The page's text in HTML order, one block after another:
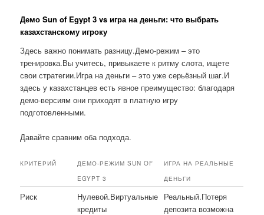
Демо Sun of Egypt 3 vs игра на деньги: что выбрать
казахстанскому игроку
Здесь важно понимать разницу.Демо-режим – это
тренировка.Вы учитесь, привыкаете к ритму слота, ищете
свои стратегии.Игра на деньги – это уже серьёзный шаг.И
здесь у казахстанцев есть явное преимущество: благодаря
демо-версиям они приходят в платную игру
подготовленными.
Давайте сравним оба подхода.
КРИТЕРИЙ
ДЕМО-РЕЖИМ SUN OF
EGYPT 3
ИГРА НА РЕАЛЬНЫЕ
ДЕНЬГИ
Риск
Нулевой.Виртуальные
кредиты
Реальный.Потеря
депозита возможна